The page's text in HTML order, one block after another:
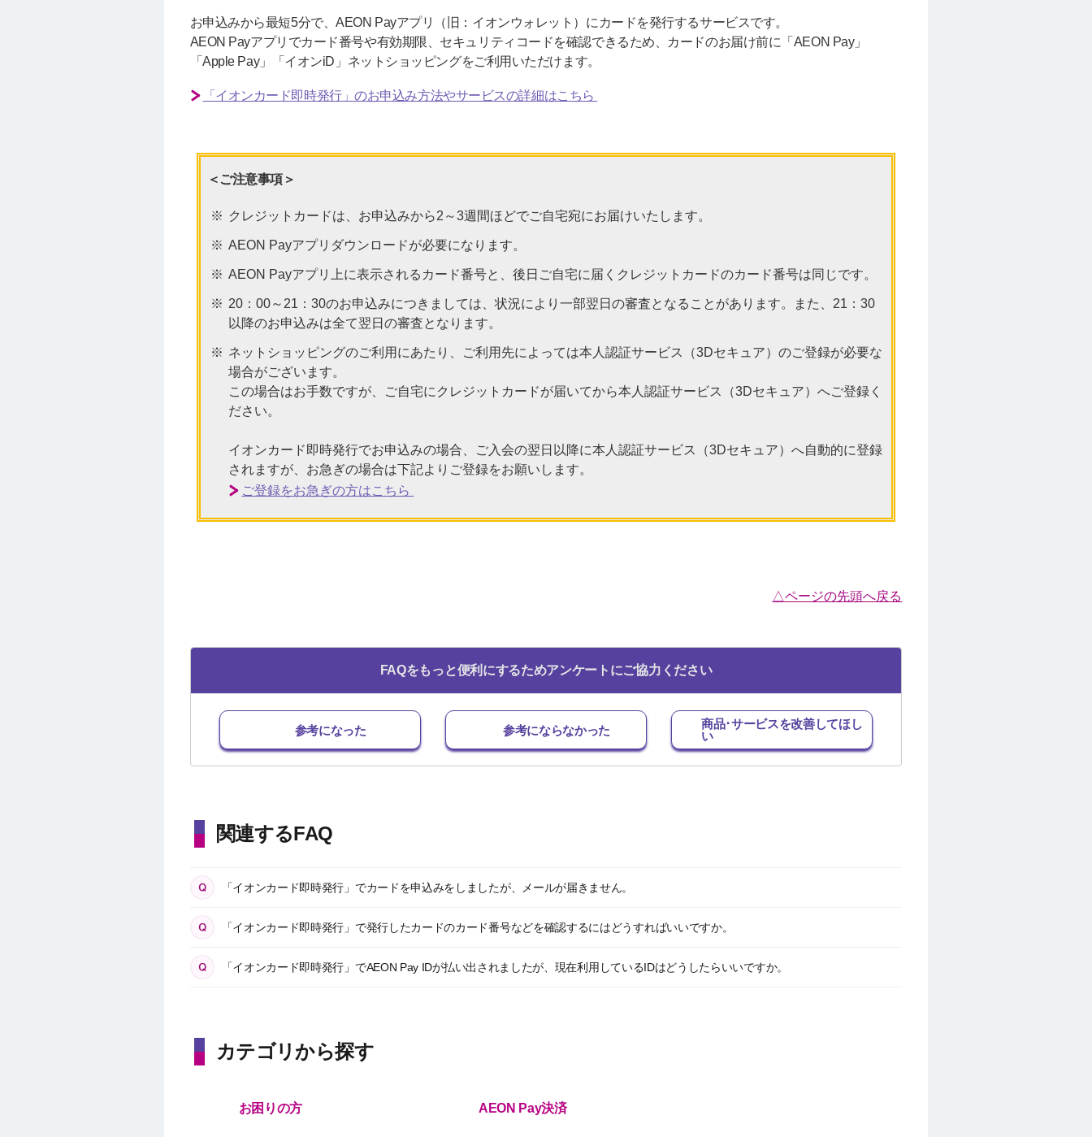
お申込みから最短5分で、AEON Payアプリ（旧：イオンウォレット）にカードを発行するサービスです。
AEON Payアプリでカード番号や有効期限、セキュリティコードを確認できるため、カードのお届け前に「AEON Pay」
「Apple Pay」「イオンiD」ネットショッピングをご利用いただけます。
「イオンカード即時発行」のお申込み方法やサービスの詳細はこちら
＜ご注意事項＞
クレジットカードは、お申込みから2～3週間ほどでご自宅宛にお届けいたします。
AEON Payアプリダウンロードが必要になります。
AEON Payアプリ上に表示されるカード番号と、後日ご自宅に届くクレジットカードのカード番号は同じです。
20：00～21：30のお申込みにつきましては、状況により一部翌日の審査となることがあります。また、21：30
以降のお申込みは全て翌日の審査となります。
ネットショッピングのご利用にあたり、ご利用先によっては本人認証サービス（3Dセキュア）のご登録が必要な
場合がございます。
この場合はお手数ですが、ご自宅にクレジットカードが届いてから本人認証サービス（3Dセキュア）へご登録く
ださい。
イオンカード即時発行でお申込みの場合、ご入会の翌日以降に本人認証サービス（3Dセキュア）へ自動的に登録
されますが、お急ぎの場合は下記よりご登録をお願いします。
ご登録をお急ぎの方はこちら
△ページの先頭へ戻る
FAQをもっと便利にするためアンケートにご協力ください
参考になった 参考にならなかった
商品･サービスを改善してほし
い
関連するFAQ
「イオンカード即時発行」でカードを申込みをしましたが、メールが届きません。
「イオンカード即時発行」で発行したカードのカード番号などを確認するにはどうすればいいですか。
「イオンカード即時発行」でAEON Pay IDが払い出されましたが、現在利用しているIDはどうしたらいいですか。
カテゴリから探す
お困りの方 AEON Pay決済